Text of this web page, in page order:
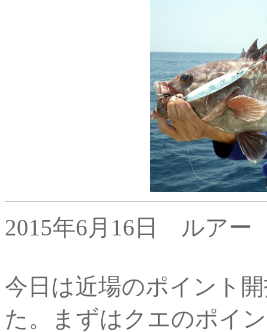
2015年6月16日 ルアー
今日は近場のポイント
た。まずはクエのポイ